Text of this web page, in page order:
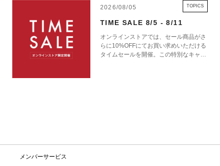
2026/08/05 TOPICS
TIME SALE 8/5 - 8/11
オンラインストアでは、セール商品がさ
らに10%OFFにてお買い求めいただける
タイムセールを開催。この特別なキャン
メンバーサービス